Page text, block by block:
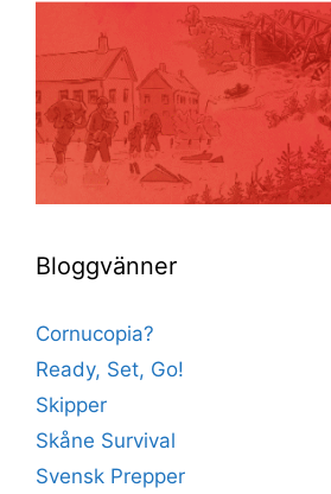
Bloggvänner
Cornucopia?
Ready, Set, Go!
Skipper
Skåne Survival
Svensk Prepper